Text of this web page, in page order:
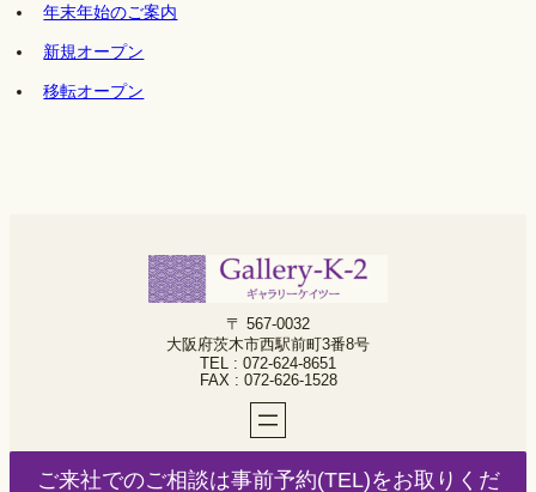
年末年始のご案内
新規オープン
移転オープン
〒 567-0032
大阪府茨木市西駅前町3番8号
TEL : 072-624-8651
FAX : 072-626-1528
ご来社でのご相談は事前予約(TEL)をお取りくだ